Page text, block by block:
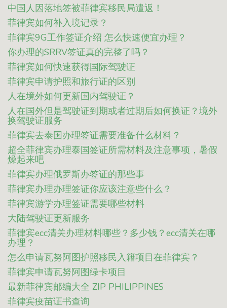
中国人因落地签被菲律宾移民局遣返！
菲律宾如何补入境记录？
菲律宾9G工作签证介绍 怎么快速便宜办理？
你办理的SRRV签证真的完整了吗？
菲律宾如何快速获得国际驾驶证
菲律宾申请护照和旅行证的区别
人在境外如何更新国内驾驶证？
人在国外但是驾驶证到期或者过期后如何换证？境外
换驾驶证服务
菲律宾去泰国办理签证需要准备什么材料？
超全菲律宾办理泰国签证所需材料及注意事项，暑假
燥起来吧
菲律宾办理俄罗斯办签证的那些事
菲律宾办理办理签证你应该注意些什么？
菲律宾游学办理签证需要哪些材料
大陆驾驶证更新服务
菲律宾ecc清关办理材料哪些？多少钱？ecc清关在哪
办理？
怎么申请瓦努阿图护照移民入籍项目在菲律宾？
菲律宾申请瓦努阿图绿卡项目
最新菲律宾邮编大全 ZIP PHILIPPINES
菲律宾疫苗证书查询